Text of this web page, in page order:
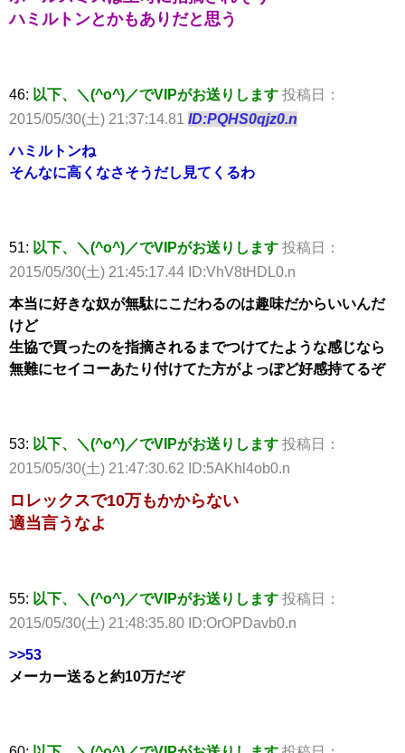
ハミルトンとかもありだと思う
46: 以下、＼(^o^)／でVIPがお送りします 投稿日：
2015/05/30(土) 21:37:14.81 ID:PQHS0qjz0.n
ハミルトンね
そんなに高くなさそうだし見てくるわ
51: 以下、＼(^o^)／でVIPがお送りします 投稿日：
2015/05/30(土) 21:45:17.44 ID:VhV8tHDL0.n
本当に好きな奴が無駄にこだわるのは趣味だからいいんだ
けど
生協で買ったのを指摘されるまでつけてたような感じなら
無難にセイコーあたり付けてた方がよっぽど好感持てるぞ
53: 以下、＼(^o^)／でVIPがお送りします 投稿日：
2015/05/30(土) 21:47:30.62 ID:5AKhl4ob0.n
ロレックスで10万もかからない
適当言うなよ
55: 以下、＼(^o^)／でVIPがお送りします 投稿日：
2015/05/30(土) 21:48:35.80 ID:OrOPDavb0.n
>>53
メーカー送ると約10万だぞ